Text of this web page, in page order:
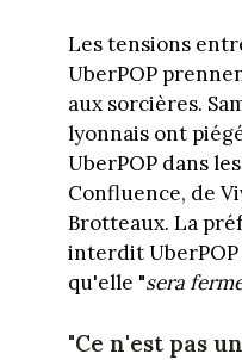
Les tensions
UberPOP
aux sorcières.
lyonnais ont
UberPOP dans
Confluence, de
Brotteaux. La
interdit
qu'elle "sera
"Ce n'est pas